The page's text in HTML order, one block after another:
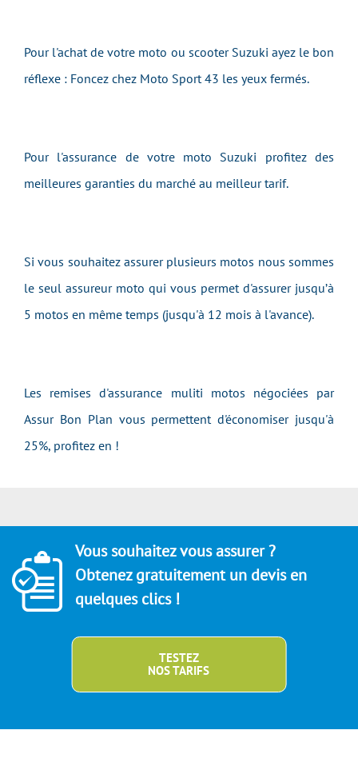
Pour l'achat de votre moto ou scooter Suzuki ayez le bon
réflexe : Foncez chez Moto Sport 43 les yeux fermés.
Pour l'assurance de votre moto Suzuki profitez des
meilleures garanties du marché au meilleur tarif.
Si vous souhaitez assurer plusieurs motos nous sommes
le seul assureur moto qui vous permet d'assurer jusqu’à
5 motos en même temps (jusqu'à 12 mois à l'avance).
Les remises d'assurance muliti motos négociées par
Assur Bon Plan vous permettent d'économiser jusqu'à
25%, profitez en !
Vous souhaitez vous assurer ?
Obtenez gratuitement un devis en
quelques clics !
TESTEZ
NOS TARIFS